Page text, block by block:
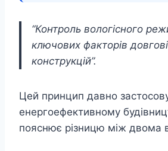
“Контроль вологісного
ключових факторів
конструкцій”.
Цей принцип давно
енергоефективному
пояснює різницю між двома